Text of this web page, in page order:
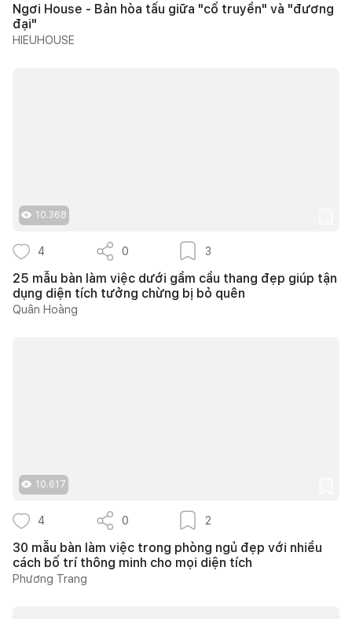
Ngơi House - Bản hòa tấu giữa "cổ truyền" và "đương
đại"
HIEUHOUSE
10.368
4 0 3
25 mẫu bàn làm việc dưới gầm cầu thang đẹp giúp tận
dụng diện tích tưởng chừng bị bỏ quên
Quân Hoàng
10.617
4 0 2
30 mẫu bàn làm việc trong phòng ngủ đẹp với nhiều
cách bố trí thông minh cho mọi diện tích
Phương Trang